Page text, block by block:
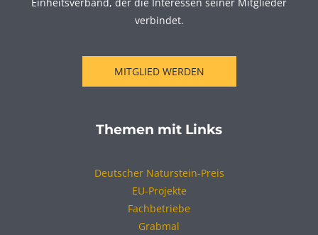
verbindet.
MITGLIED WERDEN
Themen mit Links
Deutscher Naturstein-Preis
EU-Projekte
Fachbetriebe
Grabmal